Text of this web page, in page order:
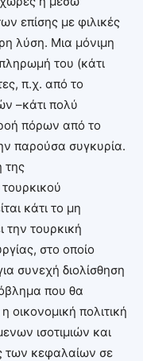
επίσης με φιλικές
λύση. Μια μόνιμη
του (κάτι
π.χ. από το
–κάτι πολύ
πόρων από το
παρούσα συγκυρία.
της
κάτι το μη
την τουρκική
στο οποίο
συνεχή διολίσθηση
που θα
οικονομική πολιτική
ισοτιμιών και
των κεφαλαίων σε